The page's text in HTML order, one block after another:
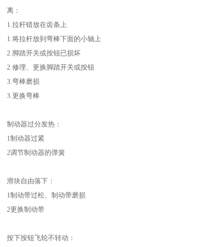
离：
1.拉杆错放在齿条上
1.将拉杆放到弯棒下面的小轴上
2.脚踏开关或按钮已损坏
2.修理、更换脚踏开关或按钮
3.弯棒磨损
3.更换弯棒
制动器过分发热：
1制动器过紧
2调节制动器的弹簧
滑块自由落下：
1制动带过松、制动带磨损
2更换制动带
按下按钮飞轮不转动：